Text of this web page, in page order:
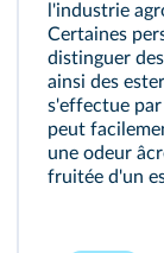
l'industrie
Certaines
distinguer
ainsi des
s'effectue
peut
une odeur
fruitée d'un